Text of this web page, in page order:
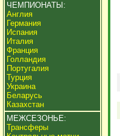
ЧЕМПИОНАТЫ:
Англия
Германия
Испания
Италия
Франция
Голландия
Португалия
Турция
Украина
Беларусь
Казахстан
МЕЖСЕЗОНЬЕ:
Трансферы